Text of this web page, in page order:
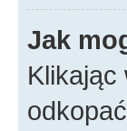
Jak
Klikając